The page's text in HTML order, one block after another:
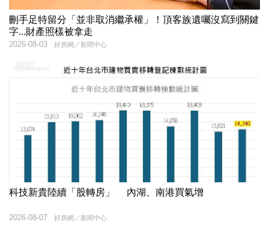
刪手足特留分「並非取消繼承權」！頂客族遺囑沒寫到關鍵
字...財產照樣被拿走
好房網／新聞中心
2026-08-03
科技新貴陸續「股轉房」 內湖、南港買氣增
好房網／新聞中心
2026-08-07